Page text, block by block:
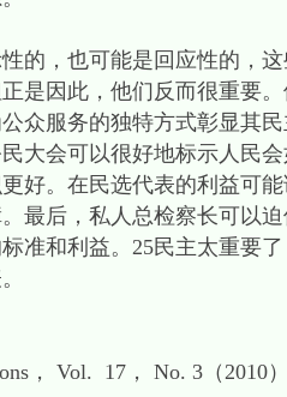
，也可能是回应性的，这
是因此，他们反而很重要
众服务的独特方式彰显其
大会可以很好地标示人民
好。在民选代表的利益可
最后，私人总检察长可以
准和利益。25民主太重要
Vol. 17， No. 3（2010）